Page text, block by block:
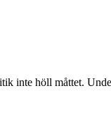
inte höll måttet.